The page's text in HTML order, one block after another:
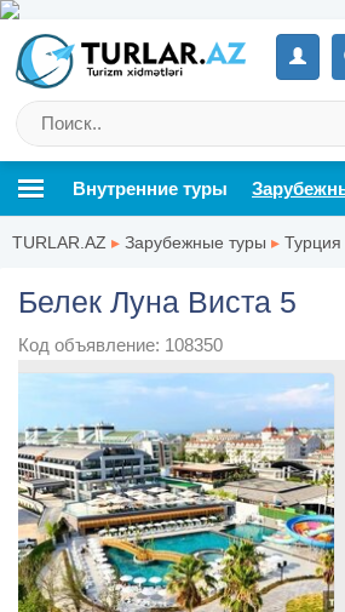
Внутренние туры
TURLAR.AZ ▸ Зарубежные туры ▸ Турция
Белек Луна Виста 5
Код объявление: 108350